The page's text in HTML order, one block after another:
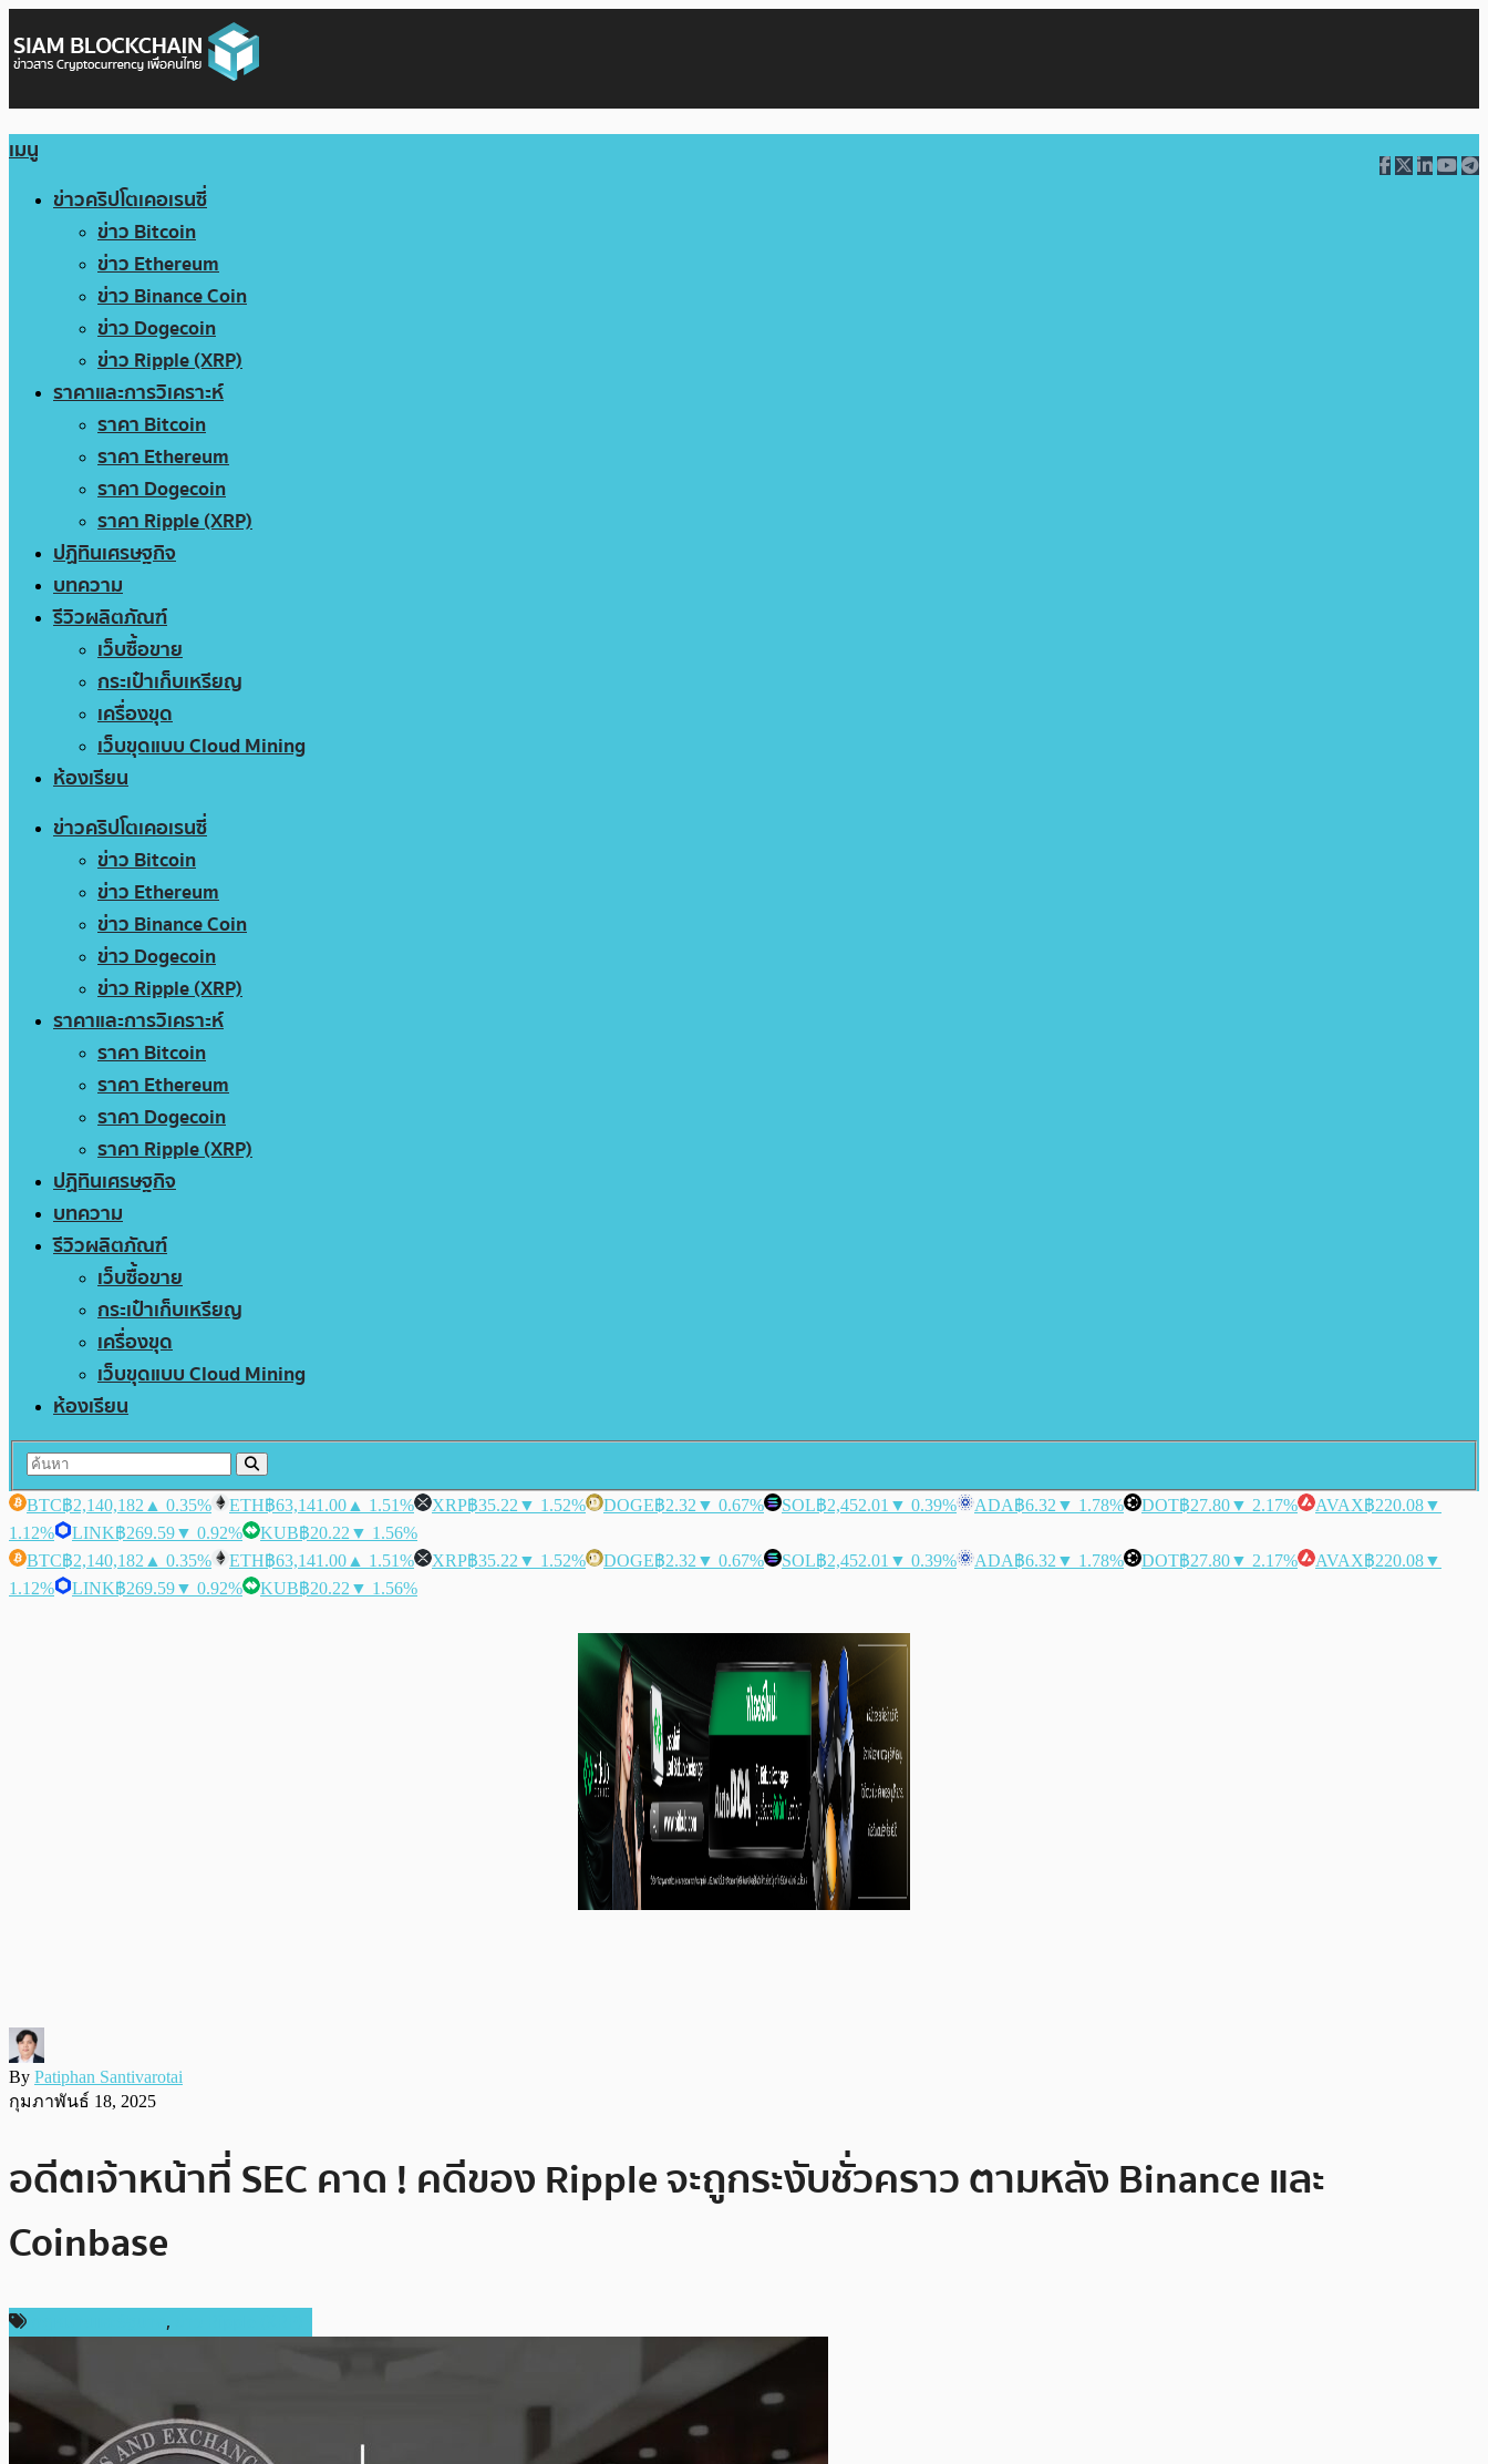
เมนู
ข่าวคริปโตเคอเรนซี่
ข่าว Bitcoin
ข่าว Ethereum
ข่าว Binance Coin
ข่าว Dogecoin
ข่าว Ripple (XRP)
ราคาและการวิเคราะห์
ราคา Bitcoin
ราคา Ethereum
ราคา Dogecoin
ราคา Ripple (XRP)
ปฏิทินเศรษฐกิจ
บทความ
รีวิวผลิตภัณฑ์
เว็บซื้อขาย
กระเป๋าเก็บเหรียญ
เครื่องขุด
เว็บขุดแบบ Cloud Mining
ห้องเรียน
ข่าวคริปโตเคอเรนซี่
ข่าว Bitcoin
ข่าว Ethereum
ข่าว Binance Coin
ข่าว Dogecoin
ข่าว Ripple (XRP)
ราคาและการวิเคราะห์
ราคา Bitcoin
ราคา Ethereum
ราคา Dogecoin
ราคา Ripple (XRP)
ปฏิทินเศรษฐกิจ
บทความ
รีวิวผลิตภัณฑ์
เว็บซื้อขาย
กระเป๋าเก็บเหรียญ
เครื่องขุด
เว็บขุดแบบ Cloud Mining
ห้องเรียน
BTC฿2,140,182 ▲ 0.35% ETH฿63,141.00 ▲ 1.51% XRP฿35.22 ▼ 1.52% DOGE฿2.32 ▼ 0.67% SOL฿2,452.01 ▼ 0.39% ADA฿6.32 ▼ 1.78% DOT฿27.80▼ 2.17% AVAX฿220.08▼
1.12%
LINK฿269.59▼ 0.92% KUB฿20.22 ▼ 1.56%
BTC฿2,140,182 ▲ 0.35% ETH฿63,141.00 ▲ 1.51% XRP฿35.22 ▼ 1.52% DOGE฿2.32 ▼ 0.67% SOL฿2,452.01 ▼ 0.39% ADA฿6.32 ▼ 1.78% DOT฿27.80▼ 2.17% AVAX฿220.08▼
1.12%
LINK฿269.59▼ 0.92% KUB฿20.22 ▼ 1.56%
By Patiphan Santivarotai
กุมภาพันธ์ 18, 2025
อดีตเจ้าหน้าที่ SEC คาด ! คดีของ Ripple จะถูกระงับชั่วคราว ตามหลัง Binance และ
Coinbase
,